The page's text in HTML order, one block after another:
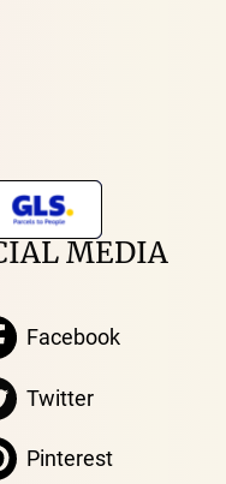
MEDIA
Facebook
Twitter
Pinterest